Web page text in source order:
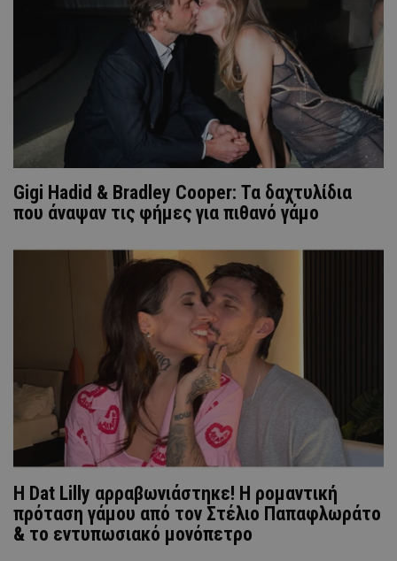
Gigi Hadid & Bradley Cooper: Τα δαχτυλίδια
που άναψαν τις φήμες για πιθανό γάμο
Η Dat Lilly αρραβωνιάστηκε! Η ρομαντική
πρόταση γάμου από τον Στέλιο Παπαφλωράτο
& το εντυπωσιακό μονόπετρο